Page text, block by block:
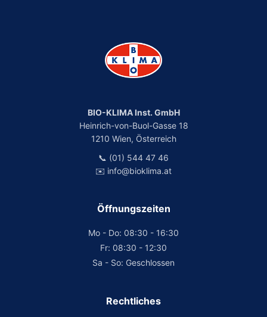
BIO-KLIMA Inst. GmbH
Heinrich-von-Buol-Gasse 18
1210 Wien, Österreich
📞 (01) 544 47 46
✉️ info@bioklima.at
Öffnungszeiten
Mo - Do: 08:30 - 16:30
Fr: 08:30 - 12:30
Sa - So: Geschlossen
Rechtliches